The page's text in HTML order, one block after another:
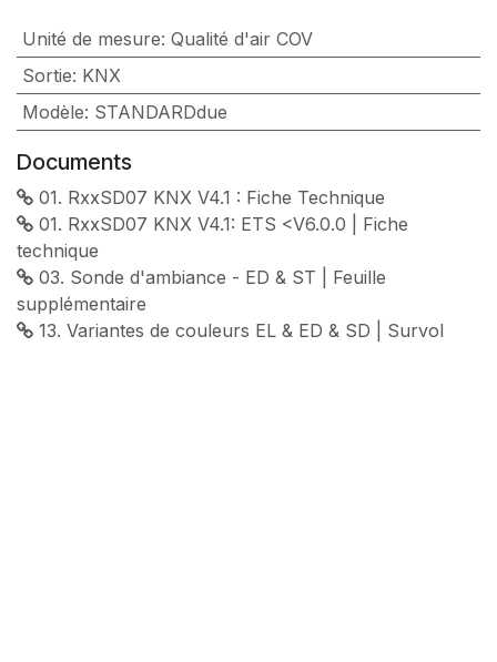
Unité de mesure: Qualité d'air COV
Sortie: KNX
Modèle: STANDARDdue
Documents
01. RxxSD07 KNX V4.1 : Fiche Technique
01. RxxSD07 KNX V4.1: ETS <V6.0.0 | Fiche
technique
03. Sonde d'ambiance - ED & ST | Feuille
supplémentaire
13. Variantes de couleurs EL & ED & SD | Survol